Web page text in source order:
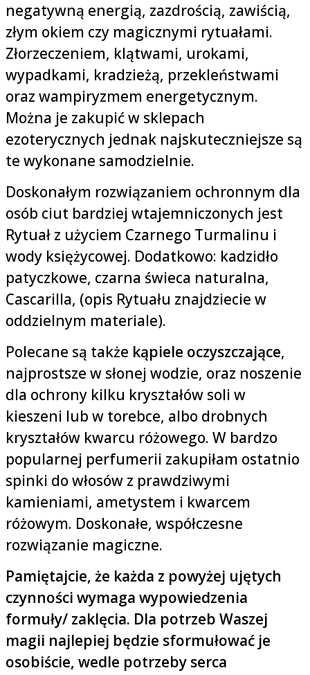
negatywną energią, zazdrością, zawiścią,
złym okiem czy magicznymi rytuałami.
Złorzeczeniem, klątwami, urokami,
wypadkami, kradzieżą, przekleństwami
oraz wampiryzmem energetycznym.
Można je zakupić w sklepach
ezoterycznych jednak najskuteczniejsze są
te wykonane samodzielnie.
Doskonałym rozwiązaniem ochronnym dla
osób ciut bardziej wtajemniczonych jest
Rytuał z użyciem Czarnego Turmalinu i
wody księżycowej. Dodatkowo: kadzidło
patyczkowe, czarna świeca naturalna,
Cascarilla, (opis Rytuału znajdziecie w
oddzielnym materiale).
Polecane są także kąpiele oczyszczające,
najprostsze w słonej wodzie, oraz noszenie
dla ochrony kilku kryształów soli w
kieszeni lub w torebce, albo drobnych
kryształów kwarcu różowego. W bardzo
popularnej perfumerii zakupiłam ostatnio
spinki do włosów z prawdziwymi
kamieniami, ametystem i kwarcem
różowym. Doskonałe, współczesne
rozwiązanie magiczne.
Pamiętajcie, że każda z powyżej ujętych
czynności wymaga wypowiedzenia
formuły/ zaklęcia. Dla potrzeb Waszej
magii najlepiej będzie sformułować je
osobiście, wedle potrzeby serca